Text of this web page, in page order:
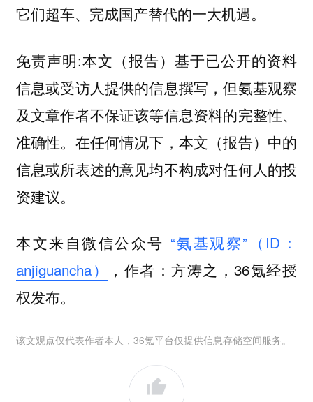
它们超车、完成国产替代的一大机遇。
免责声明:本文（报告）基于已公开的资料
信息或受访人提供的信息撰写，但氨基观察
及文章作者不保证该等信息资料的完整性、
准确性。在任何情况下，本文（报告）中的
信息或所表述的意见均不构成对任何人的投
资建议。
本文来自微信公众号 “氨基观察”（ID：
anjiguancha）
，作者：方涛之，36氪经授
权发布。
该文观点仅代表作者本人，36氪平台仅提供信息存储空间服务。